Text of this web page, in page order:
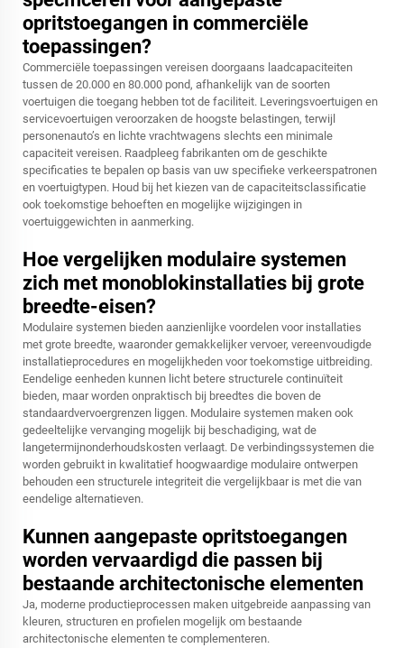
opritstoegangen in commerciële
toepassingen?
Commerciële toepassingen vereisen doorgaans laadcapaciteiten
tussen de 20.000 en 80.000 pond, afhankelijk van de soorten
voertuigen die toegang hebben tot de faciliteit. Leveringsvoertuigen en
servicevoertuigen veroorzaken de hoogste belastingen, terwijl
personenauto’s en lichte vrachtwagens slechts een minimale
capaciteit vereisen. Raadpleeg fabrikanten om de geschikte
specificaties te bepalen op basis van uw specifieke verkeerspatronen
en voertuigtypen. Houd bij het kiezen van de capaciteitsclassificatie
ook toekomstige behoeften en mogelijke wijzigingen in
voertuiggewichten in aanmerking.
Hoe vergelijken modulaire systemen
zich met monoblokinstallaties bij grote
breedte-eisen?
Modulaire systemen bieden aanzienlijke voordelen voor installaties
met grote breedte, waaronder gemakkelijker vervoer, vereenvoudigde
installatieprocedures en mogelijkheden voor toekomstige uitbreiding.
Eendelige eenheden kunnen licht betere structurele continuïteit
bieden, maar worden onpraktisch bij breedtes die boven de
standaardvervoergrenzen liggen. Modulaire systemen maken ook
gedeeltelijke vervanging mogelijk bij beschadiging, wat de
langetermijnonderhoudskosten verlaagt. De verbindingssystemen die
worden gebruikt in kwalitatief hoogwaardige modulaire ontwerpen
behouden een structurele integriteit die vergelijkbaar is met die van
eendelige alternatieven.
Kunnen aangepaste opritstoegangen
worden vervaardigd die passen bij
bestaande architectonische elementen
Ja, moderne productieprocessen maken uitgebreide aanpassing van
kleuren, structuren en profielen mogelijk om bestaande
architectonische elementen te complementeren.